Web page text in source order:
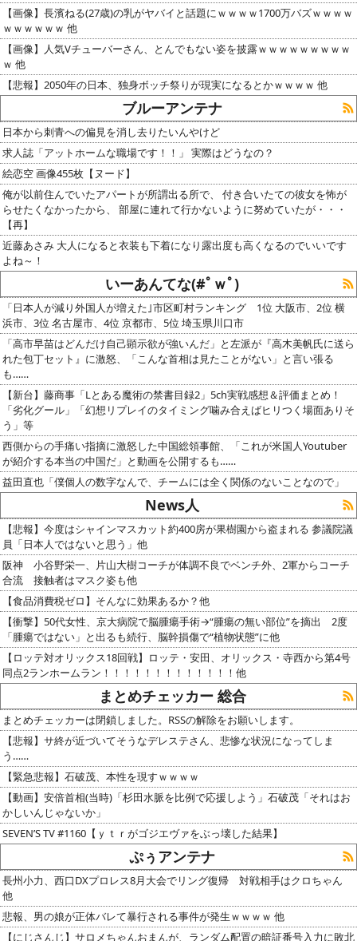
【画像】長濱ねる(27歳)の乳がヤバイと話題にｗｗｗｗ1700万バズｗｗｗｗ
ｗｗｗｗｗｗ 他
【画像】人気Vチューバーさん、とんでもない姿を披露ｗｗｗｗｗｗｗｗｗ
ｗ 他
【悲報】2050年の日本、独身ボッチ祭りが現実になるとかｗｗｗｗ 他
ブルーアンテナ
日本から刺青への偏見を消し去りたいんやけど
求人誌「アットホームな職場です！！」 実際はどうなの？
絵恋空 画像455枚【ヌード】
俺が以前住んでいたアパートが所謂出る所で、 付き合いたての彼女を怖が
らせたくなかったから、 部屋に連れて行かないように努めていたが・・・
【再】
近藤あさみ 大人になると衣装も下着になり露出度も高くなるのでいいです
よね～！
いーあんてな(#ﾟｗﾟ)
「日本人が減り外国人が増えた｣市区町村ランキング 1位 大阪市、2位 横
浜市、3位 名古屋市、4位 京都市、5位 埼玉県川口市
「高市早苗はどんだけ自己顕示欲が強いんだ」と左派が『高木美帆氏に送ら
れた包丁セット』に激怒、「こんな首相は見たことがない」と言い張る
も……
【新台】藤商事「Lとある魔術の禁書目録2」5ch実戦感想＆評価まとめ！
「劣化グール」「幻想リプレイのタイミング噛み合えばヒリつく場面ありそ
う」等
西側からの手痛い指摘に激怒した中国総領事館、「これが米国人Youtuber
が紹介する本当の中国だ」と動画を公開するも……
益田直也「僕個人の数字なんで、チームには全く関係のないことなので」
News人
【悲報】今度はシャインマスカット約400房が果樹園から盗まれる 参議院議
員「日本人ではないと思う」他
阪神 小谷野栄一、片山大樹コーチが体調不良でベンチ外、2軍からコーチ
合流 接触者はマスク姿も他
【食品消費税ゼロ】そんなに効果あるか？他
【衝撃】50代女性、京大病院で脳腫瘍手術→“腫瘍の無い部位”を摘出 2度
「腫瘍ではない」と出るも続行、脳幹損傷で“植物状態”に他
【ロッテ対オリックス18回戦】ロッテ・安田、オリックス・寺西から第4号
同点2ランホームラン！！！！！！！！！！！！！他
まとめチェッカー 総合
まとめチェッカーは閉鎖しました。RSSの解除をお願いします。
【悲報】サ終が近づいてそうなデレステさん、悲惨な状況になってしま
う……
【緊急悲報】石破茂、本性を現すｗｗｗｗ
【動画】安倍首相(当時)「杉田水脈を比例で応援しよう」石破茂「それはお
かしいんじゃないか」
SEVEN’S TV #1160【ｙｔｒがゴジエヴァをぶっ壊した結果】
ぷぅアンテナ
長州小力、西口DXプロレス8月大会でリング復帰 対戦相手はクロちゃん
他
悲報、男の娘が正体バレて暴行される事件が発生ｗｗｗｗ 他
【にじさんじ】サロメちゃんおまんが、ランダム配置の暗証番号入力に敗北